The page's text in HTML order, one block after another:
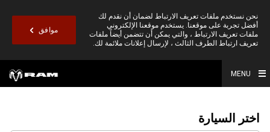
نحن نستخدم ملفات تعريف الارتباط لضمان أن نقدم لك
أفضل تجربة على موقعنا. يستخدم موقعنا الإلكتروني
ملفات تعريف الارتباط ، والتي يمكن أن تتضمن أيضاً ملفات
تعريف ارتباط الطرف الثالث ، لإرسال إعلانات ملائمة لك.
موافق
MENU
اختر السيارة